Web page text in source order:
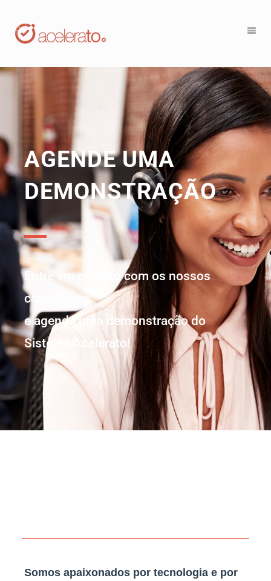
AGENDE UMA
DEMONSTRAÇÃO
Entre em contato com os nossos
consultores
e agende uma demonstração do
Sistema Acelerato!
Somos apaixonados por tecnologia e por